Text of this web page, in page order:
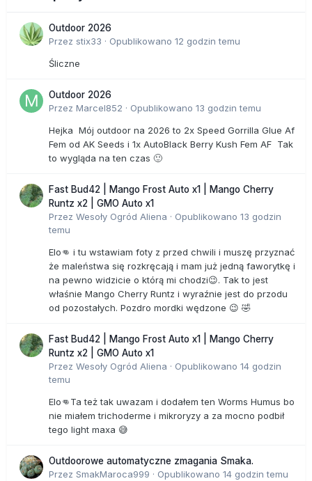
Outdoor 2026
Przez stix33 · Opublikowano 12 godzin temu
Śliczne
Outdoor 2026
Przez Marcel852 · Opublikowano 13 godzin temu
Hejka Mój outdoor na 2026 to 2x Speed Gorrilla Glue Af
Fem od AK Seeds i 1x AutoBlack Berry Kush Fem AF Tak
to wygląda na ten czas 🙂
Fast Bud42 | Mango Frost Auto x1 | Mango Cherry
Runtz x2 | GMO Auto x1
Przez Wesoły Ogród Aliena · Opublikowano 13 godzin
temu
Elo👊 i tu wstawiam foty z przed chwili i muszę przyznać
że maleństwa się rozkręcają i mam już jedną faworytkę i
na pewno widzicie o którą mi chodzi😉. Tak to jest
właśnie Mango Cherry Runtz i wyraźnie jest do przodu
od pozostałych. Pozdro mordki wędzone 😉 🤣
Fast Bud42 | Mango Frost Auto x1 | Mango Cherry
Runtz x2 | GMO Auto x1
Przez Wesoły Ogród Aliena · Opublikowano 14 godzin
temu
Elo👊Ta też tak uwazam i dodałem ten Worms Humus bo
nie miałem trichoderme i mikroryzy a za mocno podbił
tego light maxa 😅
Outdoorowe automatyczne zmagania Smaka.
Przez SmakMaroca999 · Opublikowano 14 godzin temu